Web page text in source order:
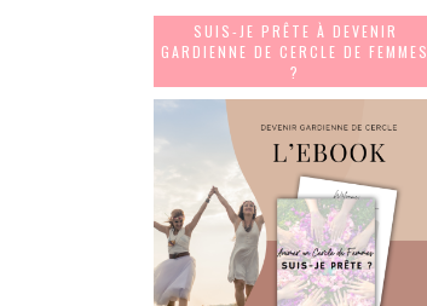
SUIS-JE PRÊTE À DEVENIR
GARDIENNE DE CERCLE DE FEMMES
?